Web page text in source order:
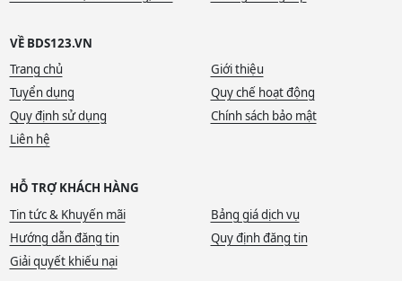
VỀ BDS123.VN
Trang chủ
Giới thiệu
Tuyển dụng
Quy chế hoạt động
Quy định sử dụng
Chính sách bảo mật
Liên hệ
HỖ TRỢ KHÁCH HÀNG
Tin tức & Khuyến mãi
Bảng giá dịch vụ
Hướng dẫn đăng tin
Quy định đăng tin
Giải quyết khiếu nại